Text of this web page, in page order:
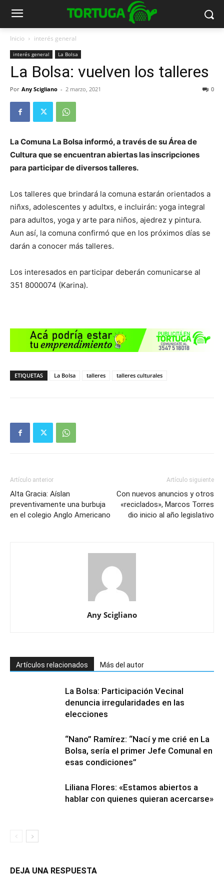
Inicio interés general
interés general La Bolsa
La Bolsa: vuelven los talleres
Por Any Scigliano - 2 marzo, 2021 0
La Comuna La Bolsa informó, a través de su Área de
Cultura que se encuentran abiertas las inscripciones
para participar de diversos talleres.
Los talleres que brindará la comuna estarán orientados a
niñxs, adolescentes y adultxs, e incluirán: yoga integral
para adultos, yoga y arte para niños, ajedrez y pintura.
Aun así, la comuna confirmó que en los próximos días se
darán a conocer más talleres.
Los interesados en participar deberán comunicarse al
351 8000074 (Karina).
ETIQUETAS La Bolsa talleres talleres culturales
Artículo anterior
Alta Gracia: Aíslan
preventivamente una burbuja
en el colegio Anglo Americano
Artículo siguiente
Con nuevos anuncios y otros
«reciclados», Marcos Torres
dio inicio al año legislativo
Any Scigliano
Artículos relacionados Más del autor
La Bolsa: Participación Vecinal
denuncia irregularidades en las
elecciones
“Nano” Ramírez: “Nací y me crié en La
Bolsa, sería el primer Jefe Comunal en
esas condiciones”
Liliana Flores: «Estamos abiertos a
hablar con quienes quieran acercarse»
DEJA UNA RESPUESTA